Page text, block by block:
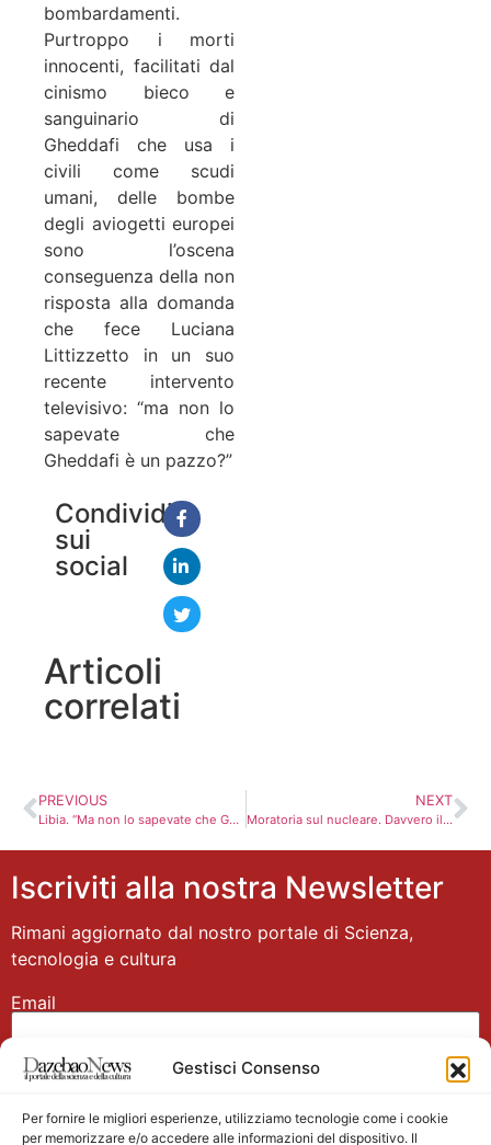
Gestisci Consenso
Per fornire le migliori esperienze, utilizziamo tecnologie come i cookie
per memorizzare e/o accedere alle informazioni del dispositivo. Il
bombardamenti.
Purtroppo i morti
innocenti, facilitati dal
cinismo bieco e
sanguinario di
Gheddafi che usa i
civili come scudi
umani, delle bombe
degli aviogetti europei
sono l’oscena
conseguenza della non
risposta alla domanda
che fece Luciana
Littizzetto in un suo
recente intervento
televisivo: “ma non lo
sapevate che
Gheddafi è un pazzo?”
Condividi
sui
social
Articoli
correlati
PREVIOUS
Libia. “Ma non lo sapevate che Gheddafi è un pazzo?”
NEXT
Moratoria sul nucleare. Davvero il governo ha deciso di non decidere?
Iscriviti alla nostra Newsletter
Rimani aggiornato dal nostro portale di Scienza,
tecnologia e cultura
Email
Nome